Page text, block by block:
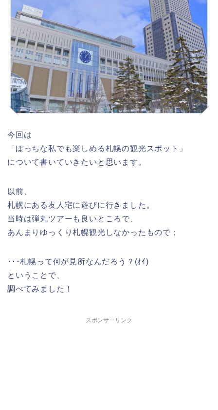
今回は
「ぼっちな私でも楽しめる札幌の観光スポット」
について書いていきたいと思います。
以前、
札幌にある友人宅に遊びに行きました。
当時は弾丸ツアーも良いところで、
あんまりゆっくり札幌観光しなかったもので；
･･･札幌って何が見所なんだろう？(ｵｲ)
ということで、
調べてみました！
スポンサーリンク